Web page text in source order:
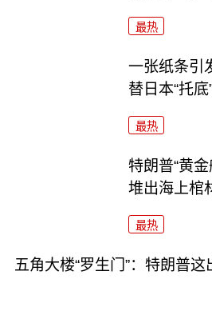
最热
一张纸条引
替日本“托底”
最热
特朗普“黄
堆出海上棺
最热
五角大楼“罗生门”：特朗普